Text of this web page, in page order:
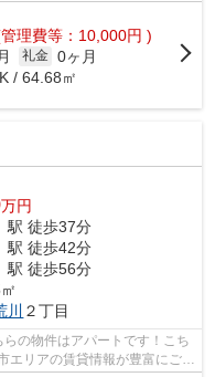
理費等：10,000円 )
礼金 0ヶ月
/ 64.68㎡
万円
駅 徒歩37分
駅 徒歩42分
駅 徒歩56分
川 ２丁目
の物件はアパートです！こち
エリアの賃貸情報が豊富にござ